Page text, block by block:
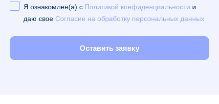
Я ознакомлен(а) с Политикой конфиденциальности и
даю свое Согласие на обработку персональных данных
Оставить заявку